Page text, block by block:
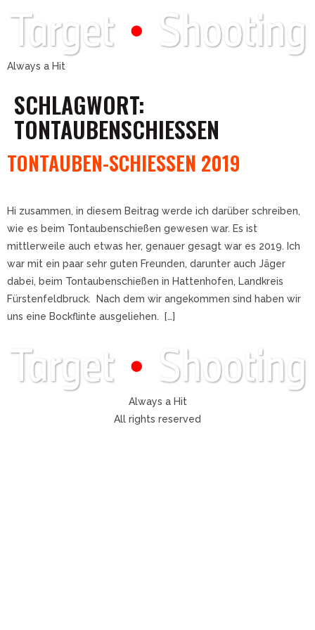
Always a Hit
SCHLAGWORT:
TONTAUBENSCHIESSEN
TONTAUBEN-SCHIESSEN 2019
Hi zusammen, in diesem Beitrag werde ich darüber schreiben,
wie es beim Tontaubenschießen gewesen war. Es ist
mittlerweile auch etwas her, genauer gesagt war es 2019. Ich
war mit ein paar sehr guten Freunden, darunter auch Jäger
dabei, beim Tontaubenschießen in Hattenhofen, Landkreis
Fürstenfeldbruck. Nach dem wir angekommen sind haben wir
uns eine Bockflinte ausgeliehen. […]
Always a Hit
All rights reserved